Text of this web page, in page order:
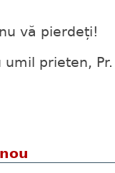
vă pierdeți!
prieten,